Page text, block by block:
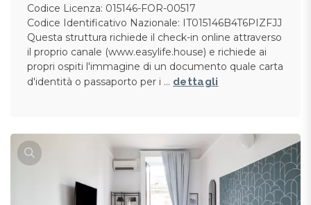
Codice Licenza: 015146-FOR-00517
Codice Identificativo Nazionale: IT015146B4T6PIZFJJ
Questa struttura richiede il check-in online attraverso
il proprio canale (www.easylife.house) e richiede ai
propri ospiti l'immagine di un documento quale carta
d'identità o passaporto per i … dettagli